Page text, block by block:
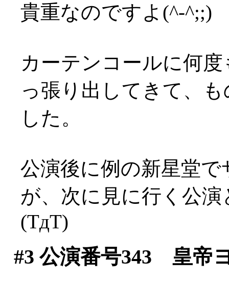
貴重なのですよ(^-^;;)
カーテンコールに何
っ張り出してきて、
した。
公演後に例の新星堂
が、次に見に行く公
(TдT)
#3 公演番号343 皇帝